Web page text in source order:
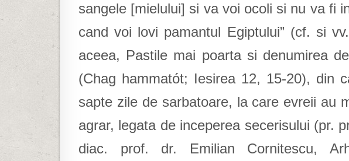
sangele [mielului] si va voi ocoli si nu va fi
cand voi lovi pamantul Egiptului” (cf. si
aceea, Pastile mai poarta si denumirea
(Chag hammatót; Iesirea 12, 15-20), din
sapte zile de sarbatoare, la care evreii au
agrar, legata de inceperea secerisului (pr.
diac. prof. dr. Emilian Cornitescu,